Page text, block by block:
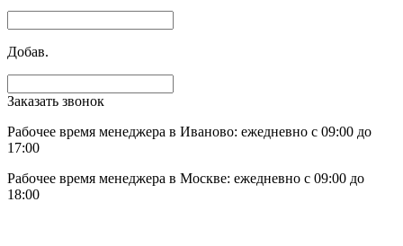
Добав.
Заказать звонок
Рабочее время менеджера в Иваново: ежедневно с 09:00 до
17:00
Рабочее время менеджера в Москве: ежедневно с 09:00 до
18:00